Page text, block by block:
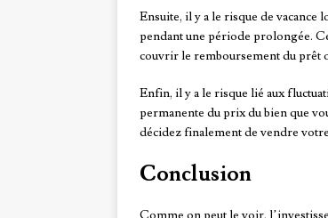
Ensuite, il y a le risque de
pendant une période prolongée.
couvrir le remboursement du prêt
Enfin, il y a le risque lié aux
permanente du prix du bien que
décidez finalement de vendre
Conclusion